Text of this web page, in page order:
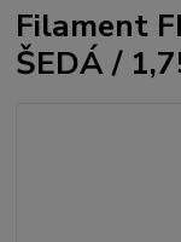
Filament
ŠEDÁ /